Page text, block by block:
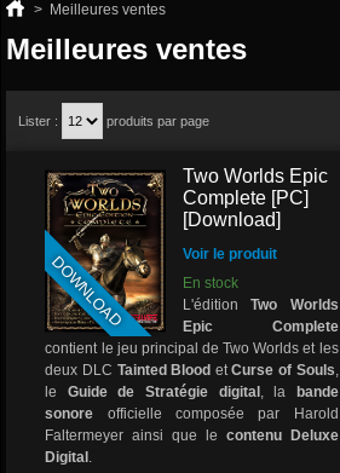
> Meilleures ventes
Meilleures ventes
Lister : produits par page
DOWNLOAD
Two Worlds Epic
Complete [PC]
[Download]
Voir le produit
En stock
L'éditionTwo Worlds
Epic Complete
contient le jeu principal de Two Worlds et les
deux DLC Tainted Blood etCurse of Souls,
le Guide de Stratégie digital , la
bande
sonore officielle composée par Harold
Faltermeyer ainsi que le contenu Deluxe
Digital .